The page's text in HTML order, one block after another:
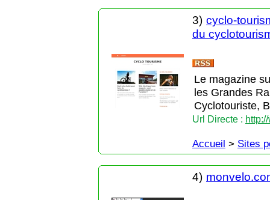
3) cyclo-
du
Le magazine
les Grandes
Cyclotouriste,
Url Directe :
Accueil > Sites
4)